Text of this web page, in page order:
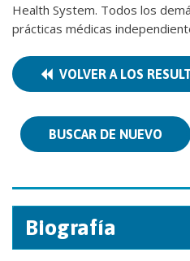
Health System. Todos los
prácticas médicas
VOLVER A LOS
BUSCAR DE NUEVO
Biografía